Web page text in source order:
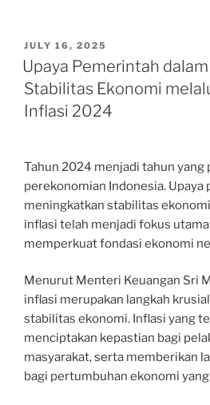
POSTED
ON
JULY 16, 2025
Upaya Pemerintah
Stabilitas Ekonomi
Inflasi 2024
Tahun 2024 menjadi tahun yang
perekonomian Indonesia. Upaya
meningkatkan stabilitas
inflasi telah menjadi fokus
memperkuat fondasi ekonomi
Menurut Menteri Keuangan Sri
inflasi merupakan langkah
stabilitas ekonomi. Inflasi yang
menciptakan kepastian bagi
masyarakat, serta memberikan
bagi pertumbuhan ekonomi